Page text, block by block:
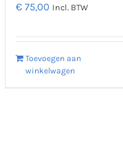
€ 75,00 Incl. BTW
Toevoegen aan
winkelwagen